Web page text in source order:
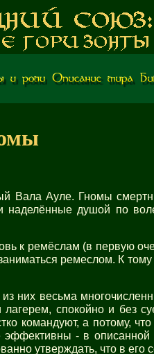
Вала Ауле. Гномы
душой по
к ремёслам (в первую
ремеслом. К
весьма
спокойно и без
командуют, а потому,
- в
утверждать, что в его